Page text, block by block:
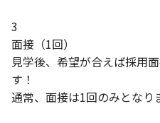
3
面接（1回）
見学後、希望が合えば採用
す！
通常、面接は1回のみとなり